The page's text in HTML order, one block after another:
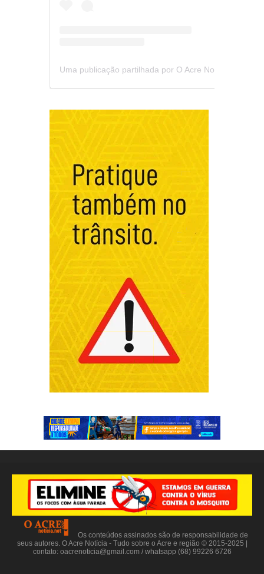
Os conteúdos assinados são de responsabilidade de
seus autores. O Acre Notícia - Tudo sobre o Acre e região © 2015-2025 |
contato: oacrenoticia@gmail.com / whatsapp (68) 99226 6726